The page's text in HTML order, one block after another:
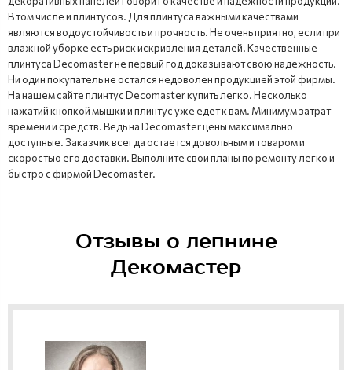
В том числе и плинтусов. Для плинтуса важными качествами
являются водоустойчивость и прочность. Не очень приятно, если при
влажной уборке есть риск искривления деталей. Качественные
плинтуса Decomaster не первый год доказывают свою надежность.
Ни один покупатель не остался недоволен продукцией этой фирмы.
На нашем сайте плинтус Decomaster купить легко. Несколько
нажатий кнопкой мышки и плинтус уже едет к вам. Минимум затрат
времени и средств. Ведь на Decomaster цены максимально
доступные. Заказчик всегда остается довольным и товаром и
скоростью его доставки. Выполните свои планы по ремонту легко и
быстро с фирмой Decomaster.
Отзывы о лепнине
Декомастер